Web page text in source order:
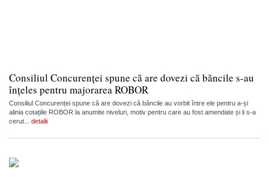
Consiliul Concurenței spune că are dovezi că băncile s-au
înțeles pentru majorarea ROBOR
Consiliul Concurenței spune că are dovezi că băncile au vorbit între ele pentru a-și
alinia cotațiile ROBOR la anumite niveluri, motiv pentru care au fost amendate și li s-a
cerut... detalii